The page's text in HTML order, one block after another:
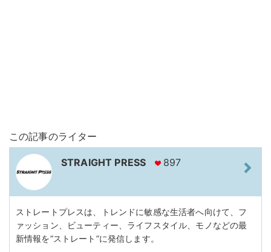
この記事のライター
STRAIGHT PRESS 897
ストレートプレスは、トレンドに敏感な生活者へ向けて、フ
ァッション、ビューティー、ライフスタイル、モノなどの最
新情報を“ストレート”に発信します。